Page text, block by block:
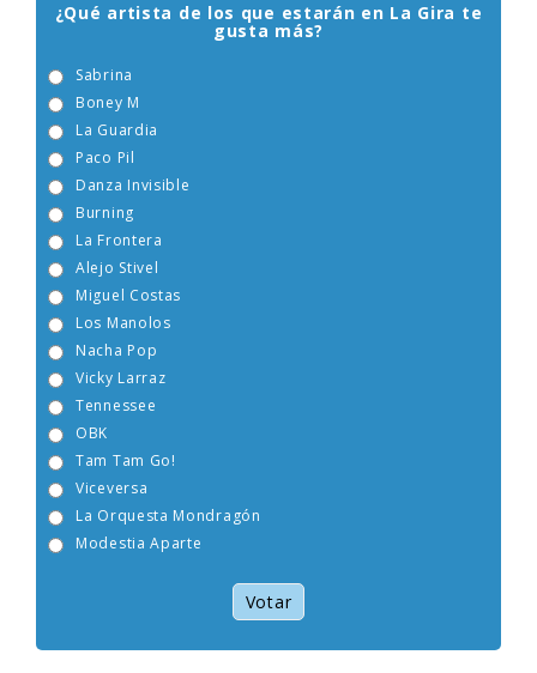
¿Qué artista de los que estarán en La Gira te
gusta más?
Sabrina
Boney M
La Guardia
Paco Pil
Danza Invisible
Burning
La Frontera
Alejo Stivel
Miguel Costas
Los Manolos
Nacha Pop
Vicky Larraz
Tennessee
OBK
Tam Tam Go!
Viceversa
La Orquesta Mondragón
Modestia Aparte
Votar